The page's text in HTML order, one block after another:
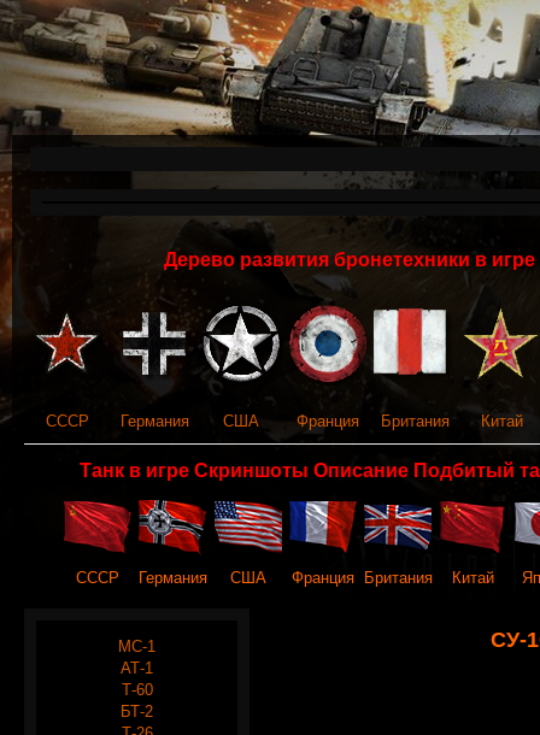
Дерево развития бронетехники в
СССР Германия США Франция Британия Китай
Танк в игре Скриншоты Описание Подбитый
СССР Германия США Франция Британия Китай
МС-1
АТ-1
Т-60
БТ-2
СУ-